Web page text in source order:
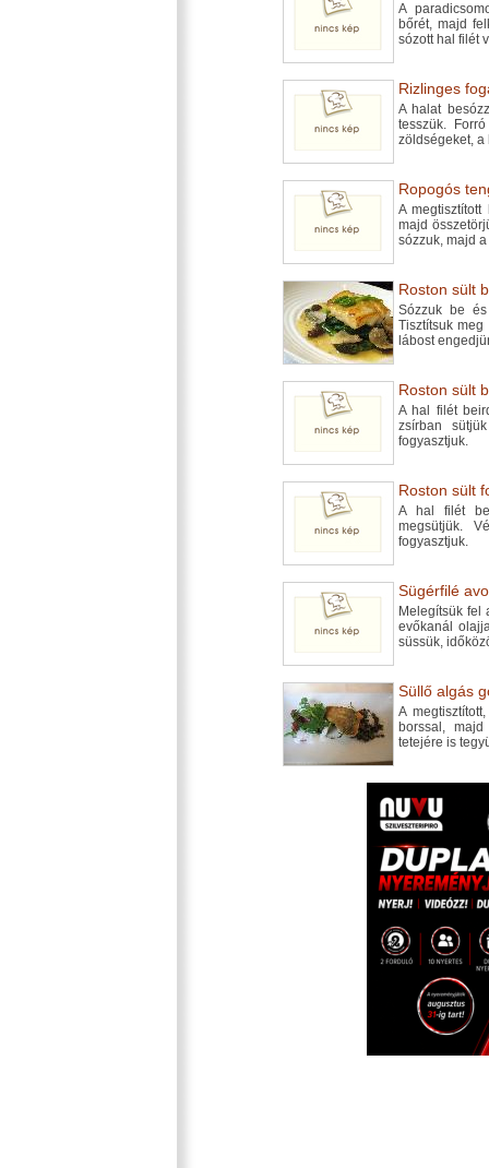
A
bőrét, majd
sózott hal filét
Rizlinges
A halat
tesszük.
zöldségeket, a
Ropogós
A
majd
sózzuk, majd
Roston sült
Sózzuk be
Tisztítsuk
lábost
Roston sült
A hal filét
zsírban
fogyasztjuk.
Roston sült
A hal filét
megsütjük.
fogyasztjuk.
Sügérfilé
Melegítsük fel
evőkanál
süssük,
Süllő algás
A
borssal,
tetejére is